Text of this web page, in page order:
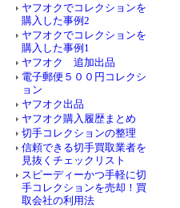
ヤフオクでコレクションを
購入した事例2
ヤフオクでコレクションを
購入した事例1
ヤフオク 追加出品
電子郵便５００円コレクシ
ョン
ヤフオク出品
ヤフオク購入履歴まとめ
切手コレクションの整理
信頼できる切手買取業者を
見抜くチェックリスト
スピーディーかつ手軽に切
手コレクションを売却！買
取会社の利用法